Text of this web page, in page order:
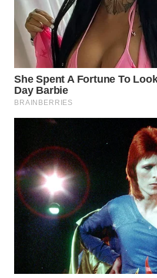
WN
PRIANGAN
TIMUR
WN
SEMARANG
SOLO
WN
BOROBUDUR
WN
MADURA
WN
SURABAYA